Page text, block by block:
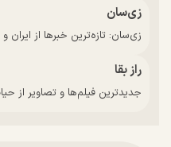
زی‌سان
زی‌سان: تازه‌ترین خبرها از ایران
راز بقا
جدیدترین فیلم‌ها و تصاویر از